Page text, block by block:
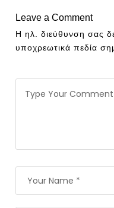
Leave a Comment
Η ηλ. διεύθυνση σας
υποχρεωτικά πεδία